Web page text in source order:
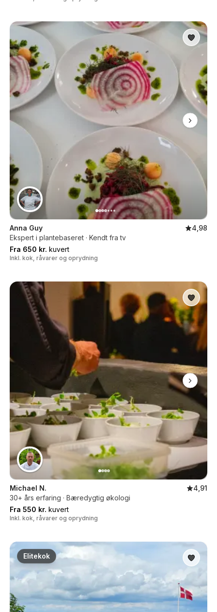
Anna Guy
4,98
Ekspert i plantebaseret · Kendt fra tv
Fra 650 kr. kuvert
Inkl. kok, råvarer og oprydning
Michael N.
4,91
30+ års erfaring · Bæredygtig økologi
Fra 550 kr. kuvert
Inkl. kok, råvarer og oprydning
Elitekok